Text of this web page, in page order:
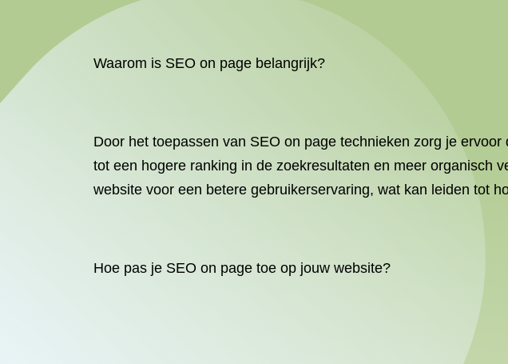
Waarom is SEO on page belangrijk?
Door het toepassen van SEO on page technieken zorg je
tot een hogere ranking in de zoekresultaten en meer organisch
website voor een betere gebruikerservaring, wat kan leiden tot
Hoe pas je SEO on page toe op jouw website?